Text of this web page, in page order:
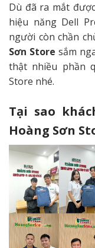
Dù đã ra mắt
hiệu năng Dell
người còn chần
Sơn Store sắm
thật nhiều phần
Store nhé.
Tại sao
Hoàng Sơn